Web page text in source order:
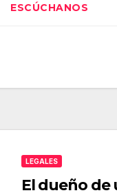
ESCÚCHANOS
LEGALES
El dueño de